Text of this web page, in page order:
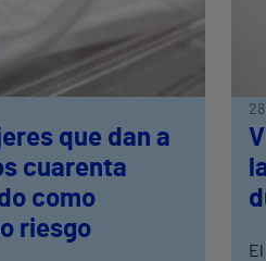
que dan a
cuarenta
como
riesgo